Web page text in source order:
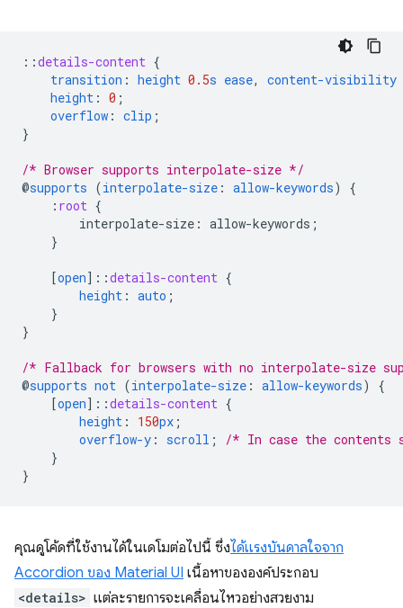
::details-content {
transition : height 0.5s ease,
content-visibility
height : 0 ;
overflow : clip ;
}
/* Browser supports interpolate-size */
@supports (interpolate-size : allow-keywords)
{
: root {
interpolate-size : allow-keywords ;
}
[open] ::details-content {
height : auto ;
}
}
/* Fallback for browsers with no interpolate-size
@supports not (interpolate-size : allow-keywords)
{
[open] ::details-content {
height : 150px ;
overflow-y : scroll ;
/* In case the contents
}
}
คุณดูโค้ดที่ใช้งานได้ในเดโมต่อไปนี้ ซึ่งได้แรงบันดาลใจจาก
Accordion ของ Material UI เนื้อหาขององค์ประกอบ
<details> แต่ละรายการจะเคลื่อนไหวอย่างสวยงาม